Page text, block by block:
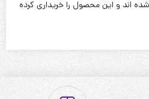
اند و این محصول را خریداری کرده